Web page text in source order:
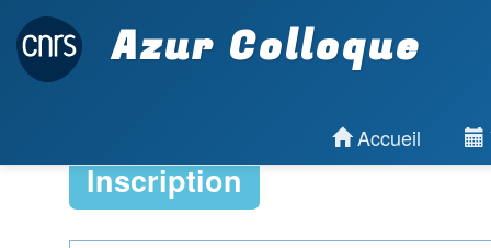
Azur Colloque
Accueil
Inscription